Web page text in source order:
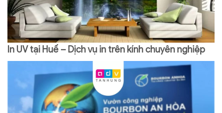
In UV tại Huế – Dịch vụ in trên kính chuyên nghiệp